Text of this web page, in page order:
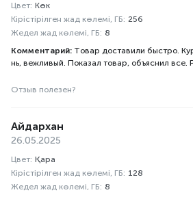
Цвет: Көк
Кірістірілген жад көлемі, ГБ: 256
Жедел жад көлемі, ГБ: 8
Комментарий: Товар доставили быстро.
нь, вежливый. Показал товар, объяснил все.
Отзыв полезен?
Айдархан
26.05.2025
Цвет: Қара
Кірістірілген жад көлемі, ГБ: 128
Жедел жад көлемі, ГБ: 8